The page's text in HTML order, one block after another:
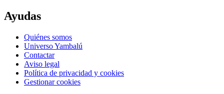
Ayudas
Quiénes somos
Universo Yambalú
Contactar
Aviso legal
Política de privacidad y cookies
Gestionar cookies